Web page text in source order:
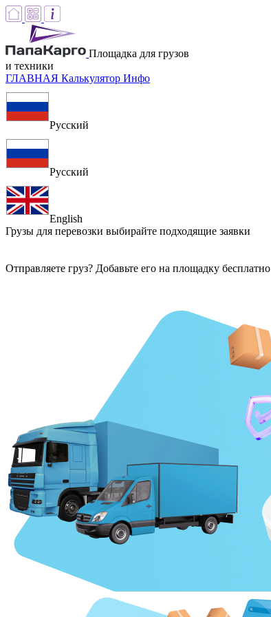
Площадка для грузов
и техники
ГЛАВНАЯ Калькулятор Инфо
Русский
Русский
English
Грузы для перевозки выбирайте подходящие заявки
Отправляете груз? Добавьте его на площадку бесплатно